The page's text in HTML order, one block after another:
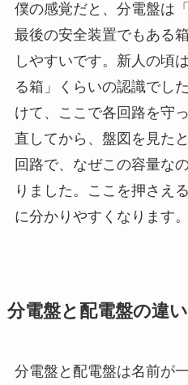
僕の感覚だと、分電盤は
最後の安全装置でもある
しやすいです。新人の頃
る箱」くらいの認識でし
けて、ここで各回路を守
直してから、盤図を見た
回路で、なぜこの容量な
りました。ここを押さえ
に分かりやすくなります。
分電盤と配電盤の違い
分電盤と配電盤は名前が